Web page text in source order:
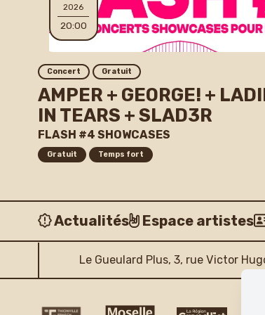
2026
20:00
Concert Gratuit
AMPER + GEORGE! +
IN TEARS + SLAD3R
FLASH #4 SHOWCASES
Gratuit Temps fort
Actualités Espace artistes
Le Gueulard Plus, 3, rue Victor